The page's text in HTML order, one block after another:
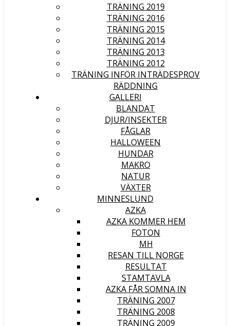
TRÄNING 2019
TRÄNING 2016
TRÄNING 2015
TRÄNING 2014
TRÄNING 2013
TRÄNING 2012
TRÄNING INFÖR INTRÄDESPROV
RÄDDNING
GALLERI
BLANDAT
DJUR/INSEKTER
FÅGLAR
HALLOWEEN
HUNDAR
MAKRO
NATUR
VÄXTER
MINNESLUND
AZKA
AZKA KOMMER HEM
FOTON
MH
RESAN TILL NORGE
RESULTAT
STAMTAVLA
AZKA FÅR SOMNA IN
TRÄNING 2007
TRÄNING 2008
TRÄNING 2009